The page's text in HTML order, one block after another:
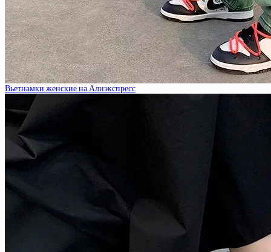
Вьетнамки женские на Алиэкспресс